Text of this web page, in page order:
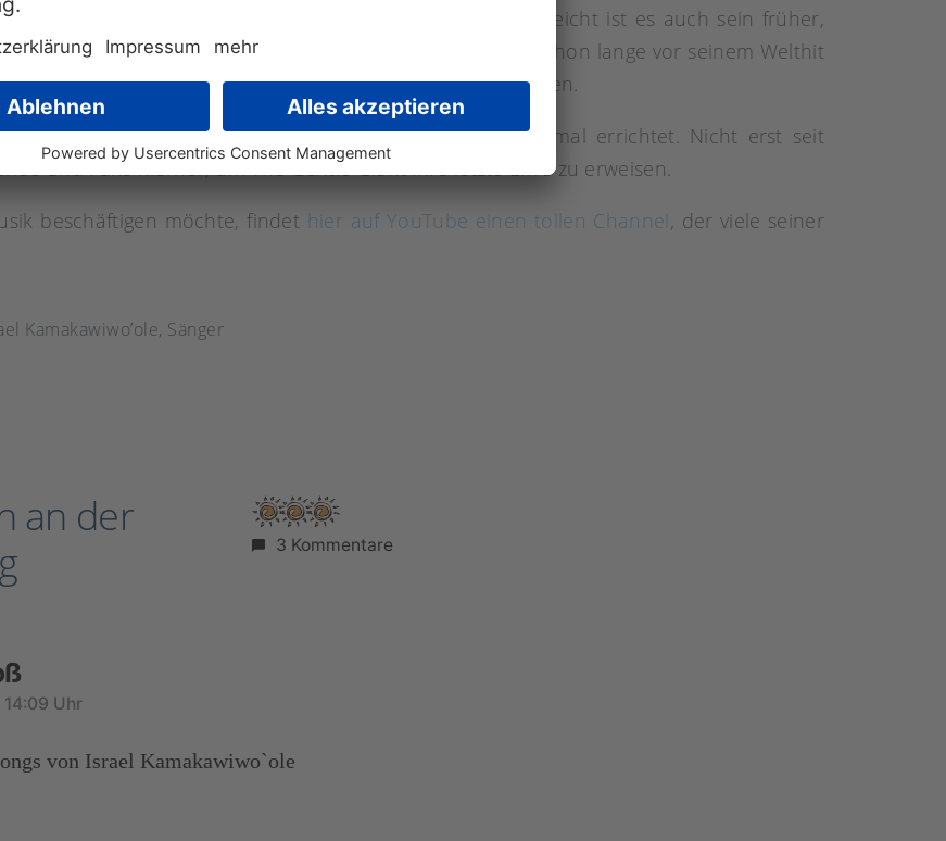
Armstrong so zu Tränen rühren, wie das von IZ. Vielleicht ist es auch sein früher,
Heimat Hawaii wurde der Sanfte Riese jedenfalls schon lange vor seinem Welthit
sein großes Herz. Jedes Kind konnte seiner Lieder mitsingen.
auf seiner Geburtsinsel ein Bronzedenkmal errichtet. Nicht erst seit
und Fans hierher, um The Gentle Giant ihre letzte Ehre zu erweisen.
beschäftigen möchte, findet hier auf YouTube einen tollen Channel , der viele seiner
Kamakawiwo’ole, Sänger
an der
3 Kommentare
14:09 Uhr
von Israel Kamakawiwo`ole